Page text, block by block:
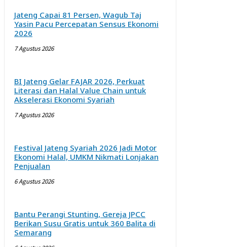
Jateng Capai 81 Persen, Wagub Taj
Yasin Pacu Percepatan Sensus Ekonomi
2026
7 Agustus 2026
BI Jateng Gelar FAJAR 2026, Perkuat
Literasi dan Halal Value Chain untuk
Akselerasi Ekonomi Syariah
7 Agustus 2026
Festival Jateng Syariah 2026 Jadi Motor
Ekonomi Halal, UMKM Nikmati Lonjakan
Penjualan
6 Agustus 2026
Bantu Perangi Stunting, Gereja JPCC
Berikan Susu Gratis untuk 360 Balita di
Semarang